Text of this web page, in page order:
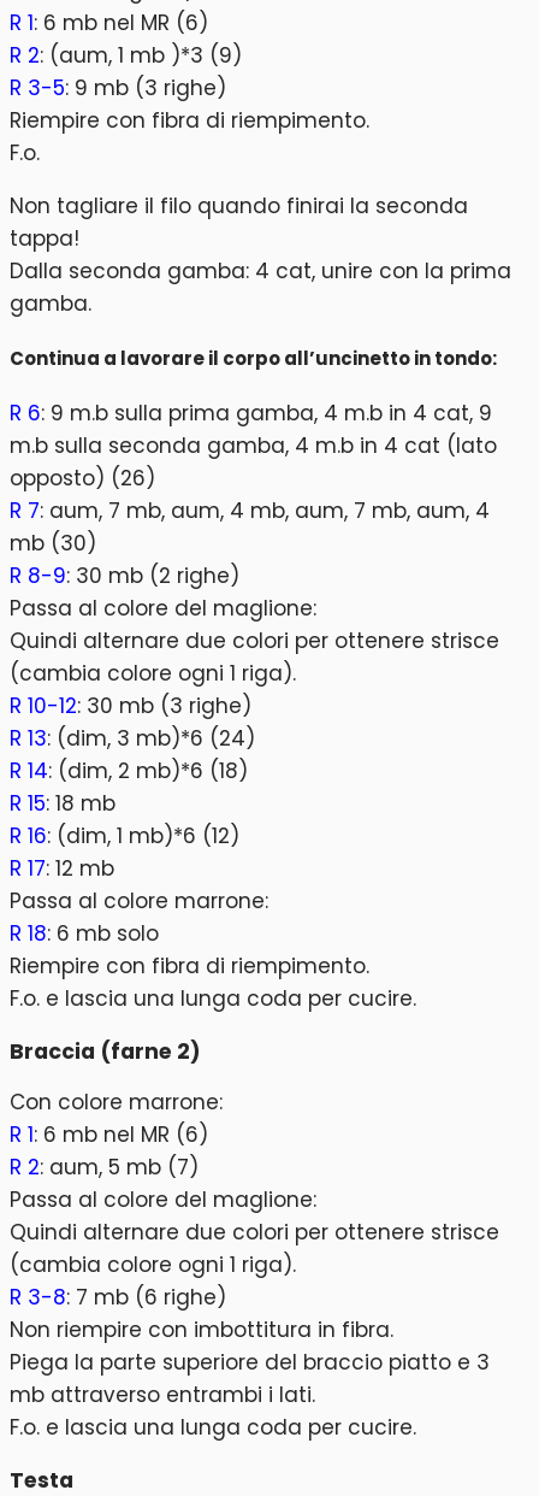
R 1: 6 mb nel MR (6)
R 2: (aum, 1 mb )*3 (9)
R 3-5: 9 mb (3 righe)
Riempire con fibra di riempimento.
F.o.
Non tagliare il filo quando finirai la seconda
tappa!
Dalla seconda gamba: 4 cat, unire con la prima
gamba.
Continua a lavorare il corpo all’uncinetto in tondo:
R 6: 9 m.b sulla prima gamba, 4 m.b in 4 cat, 9
m.b sulla seconda gamba, 4 m.b in 4 cat (lato
opposto) (26)
R 7: aum, 7 mb, aum, 4 mb, aum, 7 mb, aum, 4
mb (30)
R 8-9: 30 mb (2 righe)
Passa al colore del maglione:
Quindi alternare due colori per ottenere strisce
(cambia colore ogni 1 riga).
R 10-12: 30 mb (3 righe)
R 13: (dim, 3 mb)*6 (24)
R 14: (dim, 2 mb)*6 (18)
R 15: 18 mb
R 16: (dim, 1 mb)*6 (12)
R 17: 12 mb
Passa al colore marrone:
R 18: 6 mb solo
Riempire con fibra di riempimento.
F.o. e lascia una lunga coda per cucire.
Braccia (farne 2)
Con colore marrone:
R 1: 6 mb nel MR (6)
R 2: aum, 5 mb (7)
Passa al colore del maglione:
Quindi alternare due colori per ottenere strisce
(cambia colore ogni 1 riga).
R 3-8: 7 mb (6 righe)
Non riempire con imbottitura in fibra.
Piega la parte superiore del braccio piatto e 3
mb attraverso entrambi i lati.
F.o. e lascia una lunga coda per cucire.
Testa